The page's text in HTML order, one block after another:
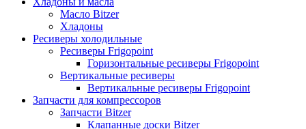
Масло Bitzer
Хладоны
Ресиверы холодильные
Ресиверы Frigopoint
Горизонтальные ресиверы Frigopoint
Вертикальные ресиверы
Вертикальные ресиверы Frigopoint
Запчасти для компрессоров
Запчасти Bitzer
Клапанные доски Bitzer